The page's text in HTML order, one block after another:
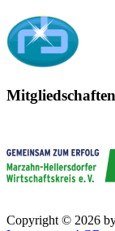
Mitgliedschaften
Copyright © 2026